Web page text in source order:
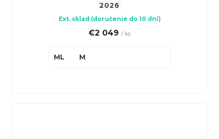
2026
Ext. sklad (doručenie do 10 dní)
€2 049 / ks
ML M